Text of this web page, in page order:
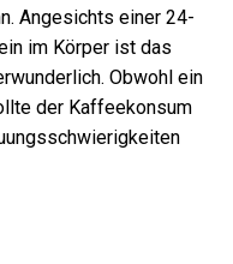
Angesichts einer 24-
im Körper ist das
Obwohl ein
der Kaffeekonsum